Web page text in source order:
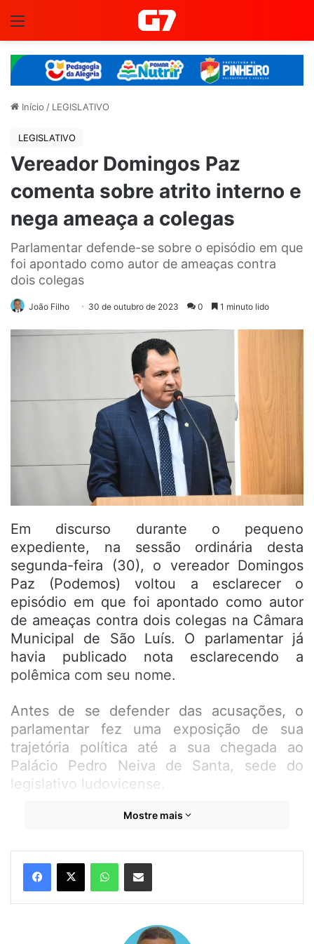
Início / LEGISLATIVO
LEGISLATIVO
Vereador Domingos Paz
comenta sobre atrito interno e
nega ameaça a colegas
Parlamentar defende-se sobre o episódio em que
foi apontado como autor de ameaças contra
dois colegas
João Filho 30 de outubro de 2023 0 1 minuto lido
Em discurso durante o pequeno
expediente, na sessão ordinária desta
segunda-feira (30), o vereador Domingos
Paz (Podemos) voltou a esclarecer o
episódio em que foi apontado como autor
de ameaças contra dois colegas na Câmara
Municipal de São Luís. O parlamentar já
havia publicado nota esclarecendo a
polêmica com seu nome.
Antes de se defender das acusações, o
parlamentar fez uma exposição de sua
trajetória política até a sua chegada ao
Palácio Pedro Neiva de Santa, sede do
legislativo ludovicense.
“Esta mão esquerda e a minha mão
arma”, disse o vereador. “Eu nunca tive
contenda com nenhum colega nesta Casa”,
completou o parlamentar em relação ao
Mostre mais